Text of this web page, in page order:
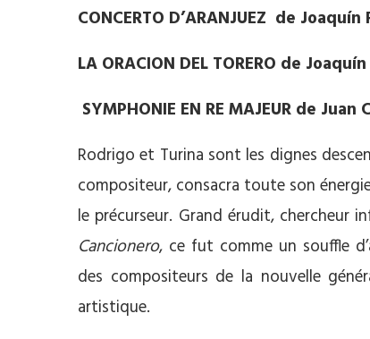
CONCERTO D’ARANJUEZ de
LA ORACION DEL TORERO de
SYMPHONIE EN RE MAJEUR de
Rodrigo et Turina sont les dignes
compositeur, consacra toute son
le précurseur. Grand érudit, chercheur
Cancionero, ce fut comme un souffle
des compositeurs de la nouvelle
artistique.